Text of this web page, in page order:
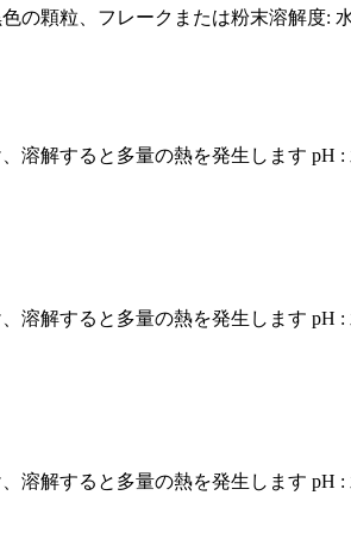
の顆粒、フレークまたは粉末溶解度:
溶解すると多量の熱を発生します
溶解すると多量の熱を発生します
溶解すると多量の熱を発生します